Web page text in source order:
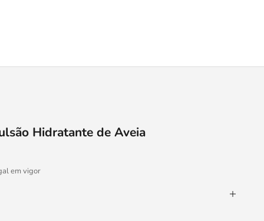
Hidratante de Aveia
em vigor